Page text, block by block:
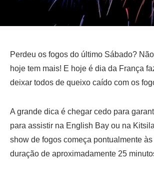
Perdeu os fogos do último Sábado?
hoje tem mais! E hoje é dia da França
deixar todos de queixo caído com os
A grande dica é chegar cedo para
para assistir na English Bay ou na
show de fogos começa pontualmente
duração de aproximadamente 25